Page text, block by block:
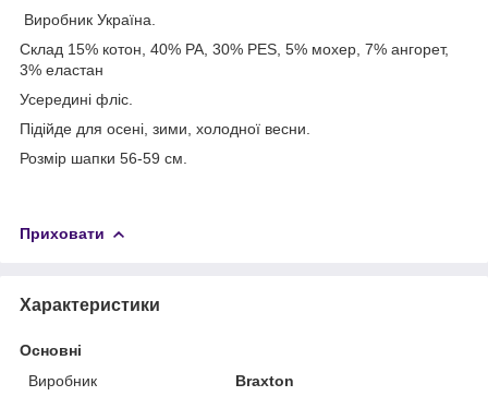
Виробник Україна.
Склад 15% котон, 40% PA, 30% PES, 5% мохер, 7% ангорет,
3% еластан
Усередині фліс.
Підійде для осені, зими, холодної весни.
Розмір шапки 56-59 см.
Приховати
Характеристики
Основні
Виробник
Braxton